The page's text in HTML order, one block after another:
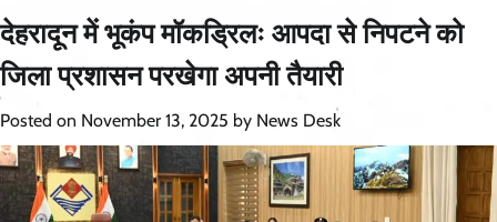
देहरादून में भूकंप मॉकड्रिलः आपदा से निपटने को
जिला प्रशासन परखेगा अपनी तैयारी
Posted on November 13, 2025 by News Desk